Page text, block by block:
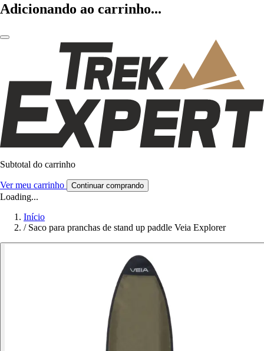
Adicionando ao carrinho...
Subtotal do carrinho
Ver meu carrinho Continuar comprando
Loading...
Início
/ Saco para pranchas de stand up paddle Veia Explorer